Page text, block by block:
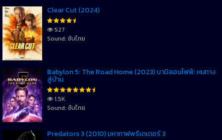
Clear Cut (2024)
527
Sound: ซับไทย
Babylon 5: The Road Home (2023) บาบิลอนไฟฟ์: หนทาง
สู่บ้าน
1.5K
Sound: ซับไทย
Predators 3 (2010) มหากาฬพรีเดเตอร์ 3